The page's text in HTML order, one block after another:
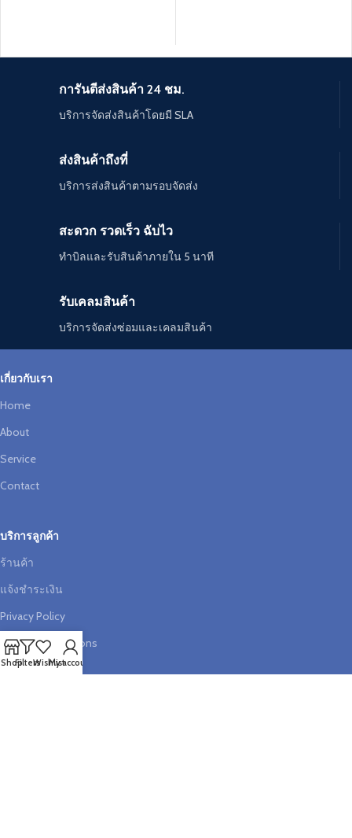
การันตีส่งสินค้า 24 ชม.
บริการจัดส่งสินค้าโดยมี SLA
ส่งสินค้าถึงที่
บริการส่งสินค้าตามรอบจัดส่ง
สะดวก รวดเร็ว ฉับไว
ทำบิลและรับสินค้าภายใน 5 นาที
รับเคลมสินค้า
บริการจัดส่งซ่อมและเคลมสินค้า
เกี่ยวกับเรา
Home
About
Service
Contact
บริการลูกค้า
ร้านค้า
แจ้งชำระเงิน
Privacy Policy
Terms & Conditions
ShopFiltersWishlistMy account